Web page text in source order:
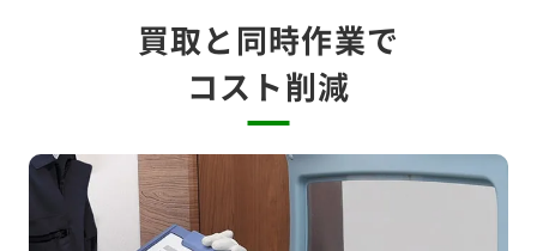
買取と同時作業で
コスト削減